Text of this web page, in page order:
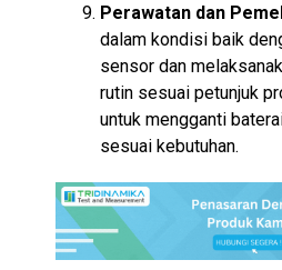
Perawatan dan
dalam kondisi baik
sensor dan
rutin sesuai petunjuk
untuk mengganti
sesuai kebutuhan.